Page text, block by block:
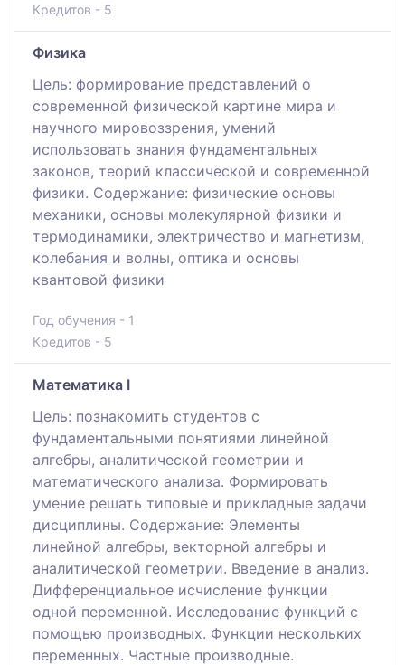
Кредитов - 5
Физика
Цель: формирование представлений о
современной физической картине мира и
научного мировоззрения, умений
использовать знания фундаментальных
законов, теорий классической и современной
физики. Содержание: физические основы
механики, основы молекулярной физики и
термодинамики, электричество и магнетизм,
колебания и волны, oптика и основы
квантовой физики
Год обучения - 1
Кредитов - 5
Математика I
Цель: познакомить студентов с
фундаментальными понятиями линейной
алгебры, аналитической геометрии и
математического анализа. Формировать
умение решать типовые и прикладные задачи
дисциплины. Содержание: Элементы
линейной алгебры, векторной алгебры и
аналитической геометрии. Введение в анализ.
Дифференциальное исчисление функции
одной переменной. Исследование функций с
помощью производных. Функции нескольких
переменных. Частные производные.